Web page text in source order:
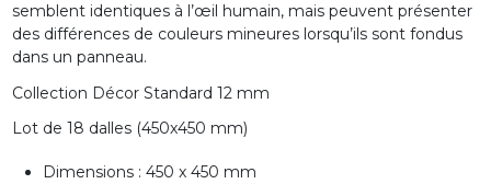
semblent identiques à l’œil humain, mais peuvent présenter
des différences de couleurs mineures lorsqu’ils sont fondus
dans un panneau.
Collection Décor Standard 12 mm
Lot de 18 dalles (450x450 mm)
Dimensions : 450 x 450 mm